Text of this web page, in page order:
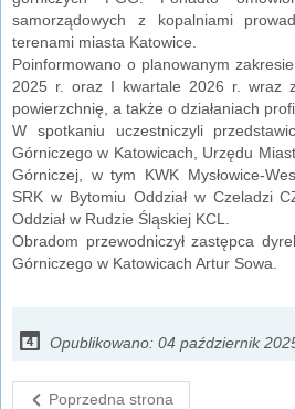
samorządowych z kopalniami
terenami miasta Katowice.
Poinformowano o planowanym
2025 r. oraz I kwartale 2026 r. wraz
powierzchnię, a także o działaniach
W spotkaniu uczestniczyli
Górniczego w Katowicach, Urzędu
Górniczej, w tym KWK Mysłowice-
SRK w Bytomiu Oddział w Czeladzi
Oddział w Rudzie Śląskiej KCL.
Obradom przewodniczył zastępca
Górniczego w Katowicach Artur Sowa.
Opublikowano: 04 październik
Poprzedna strona